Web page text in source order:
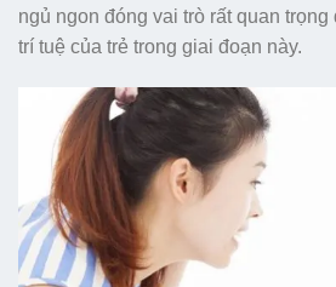
ngủ ngon đóng vai trò rất quan
trí tuệ của trẻ trong giai đoạn này.